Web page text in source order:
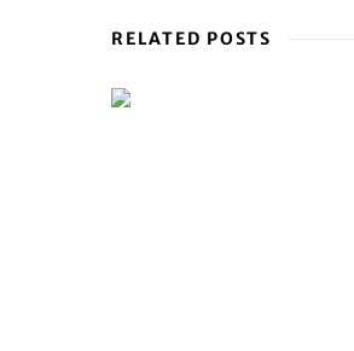
RELATED POSTS